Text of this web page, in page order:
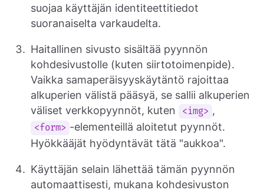
suojaa käyttäjän identiteettitiedot
suoranaiselta varkaudelta.
Haitallinen sivusto sisältää pyynnön
kohdesivustolle (kuten siirtotoimenpide).
Vaikka samaperäisyyskäytäntö rajoittaa
alkuperien välistä pääsyä, se sallii alkuperien
väliset verkkopyynnöt, kuten
<img> ,
<form> -elementeillä aloitetut pyynnöt.
Hyökkääjät hyödyntävät tätä "aukkoa".
Käyttäjän selain lähettää tämän pyynnön
automaattisesti, mukana kohdesivuston